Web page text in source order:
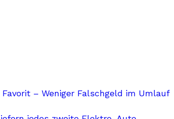
– Weniger Falschgeld im Umlauf